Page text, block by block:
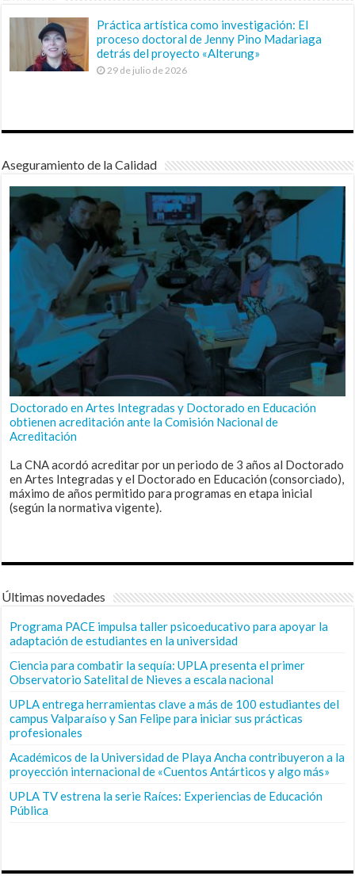
Práctica artística como investigación: El
proceso doctoral de Jenny Pino Madariaga
detrás del proyecto «Alterung»
29 de julio de 2026
Aseguramiento de la Calidad
Doctorado en Artes Integradas y Doctorado en Educación
obtienen acreditación ante la Comisión Nacional de
Acreditación
La CNA acordó acreditar por un periodo de 3 años al Doctorado
en Artes Integradas y el Doctorado en Educación (consorciado),
máximo de años permitido para programas en etapa inicial
(según la normativa vigente).
Últimas novedades
Programa PACE impulsa taller psicoeducativo para apoyar la
adaptación de estudiantes en la universidad
Ciencia para combatir la sequía: UPLA presenta el primer
Observatorio Satelital de Nieves a escala nacional
UPLA entrega herramientas clave a más de 100 estudiantes del
campus Valparaíso y San Felipe para iniciar sus prácticas
profesionales
Académicos de la Universidad de Playa Ancha contribuyeron a la
proyección internacional de «Cuentos Antárticos y algo más»
UPLA TV estrena la serie Raíces: Experiencias de Educación
Pública